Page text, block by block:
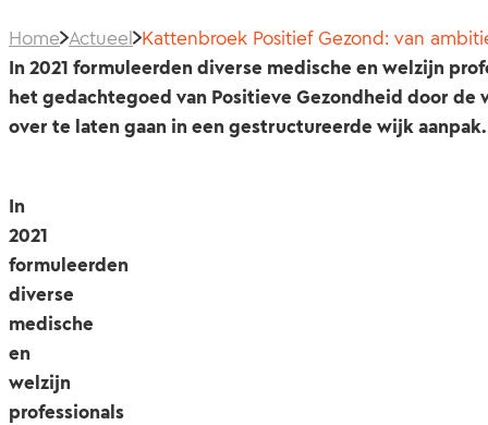
Home Actueel Kattenbroek Positief Gezond: van
In 2021 formuleerden diverse medische en welzijn
het gedachtegoed van Positieve Gezondheid door
over te laten gaan in een gestructureerde wijk aanpak.
In
2021
formuleerden
diverse
medische
en
welzijn
professionals